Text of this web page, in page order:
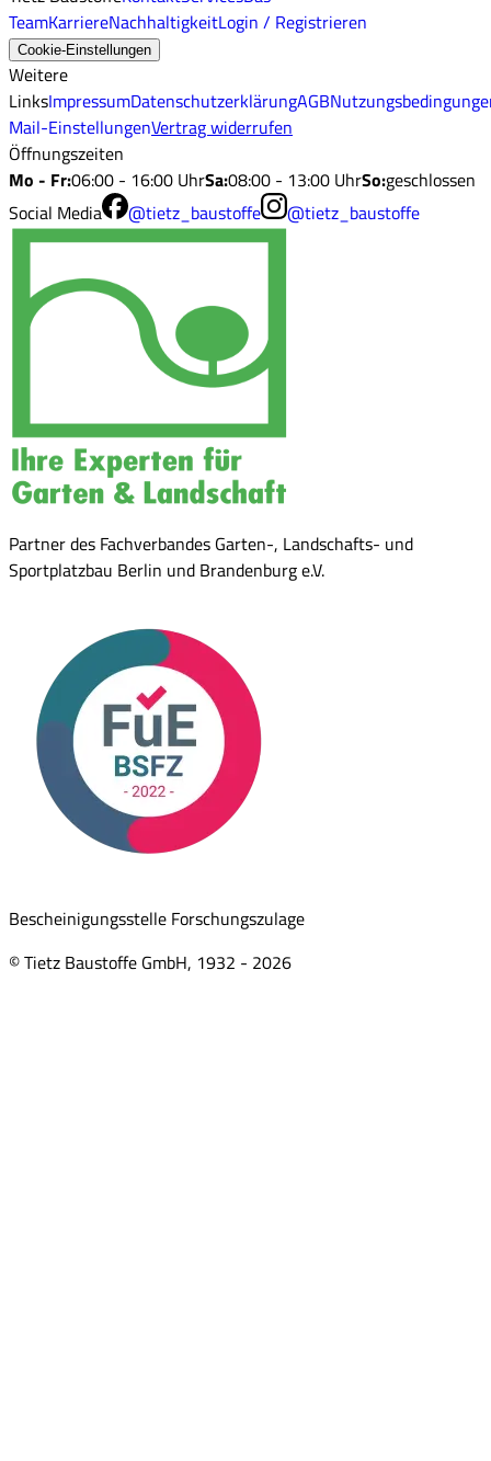
TeamKarriereNachhaltigkeitLogin / Registrieren
Cookie-Einstellungen
Weitere
LinksImpressumDatenschutzerklärungAGB
Mail-EinstellungenVertrag widerrufen
Öffnungszeiten
Mo - Fr:06:00 - 16:00 UhrSa:08:00 - 13:00 UhrSo:geschlossen
Social Media
@tietz_baustoffe @tietz_baustoffe
Partner des Fachverbandes Garten-, Landschafts- und
Sportplatzbau Berlin und Brandenburg e.V.
Bescheinigungsstelle Forschungszulage
© Tietz Baustoffe GmbH, 1932 - 2026